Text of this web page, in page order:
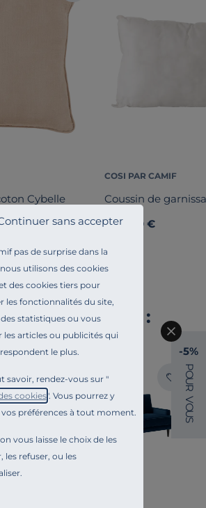
pas de surprise dans la
utilisons des cookies
des cookies tiers pour
les fonctionnalités du site,
statistiques ou vous
les articles ou publicités qui
le plus.
savoir, rendez-vous sur "
cookies". Vous pourrez y
préférences à tout moment.
vous laisse le choix de les
les refuser, ou les
sans accepter
Cybelle
COSI PAR CAMIF
Coussin de
Dès 9,00 €
OFFRE :
DROITS
-5%
P
O
U
R
V
O
U
S